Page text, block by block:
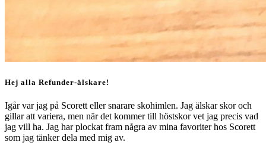
Hej alla Refunder-älskare!
Igår var jag på Scorett eller snarare skohimlen. Jag älskar skor och
gillar att variera, men när det kommer till höstskor vet jag precis vad
jag vill ha. Jag har plockat fram några av mina favoriter hos Scorett
som jag tänker dela med mig av.